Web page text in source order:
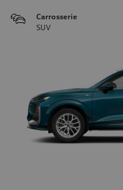
Carrosserie
SUV